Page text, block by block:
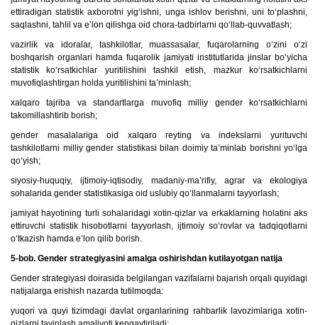
ettiradigan statistik axborotni yig‘ishni, unga ishlov berishni, uni to‘plashni,
saqlashni, tahlil va e’lon qilishga oid chora-tadbirlarni qo‘llab-quvvatlash;
vazirlik va idoralar, tashkilotlar, muassasalar, fuqarolarning o‘zini o‘zi
boshqarish organlari hamda fuqarolik jamiyati institutlarida jinslar bo‘yicha
statistik ko‘rsatkichlar yuritilishini tashkil etish, mazkur ko‘rsatkichlarni
muvofiqlashtirgan holda yuritilishini ta’minlash;
xalqaro tajriba va standartlarga muvofiq milliy gender ko‘rsatkichlarni
takomillashtirib borish;
gender masalalariga oid xalqaro reyting va indekslarni yurituvchi
tashkilotlarni milliy gender statistikasi bilan doimiy ta’minlab borishni yo‘lga
qo‘yish;
siyosiy-huquqiy, ijtimoiy-iqtisodiy, madaniy-ma’rifiy, agrar va ekologiya
sohalarida gender statistikasiga oid uslubiy qo‘llanmalarni tayyorlash;
jamiyat hayotining turli sohalaridagi xotin-qizlar va erkaklarning holatini aks
ettiruvchi statistik hisobotlarni tayyorlash, ijtimoiy so‘rovlar va tadqiqotlarni
o‘tkazish hamda e’lon qilib borish.
5-bob. Gender strategiyasini amalga oshirishdan kutilayotgan natija
Gender strategiyasi doirasida belgilangan vazifalarni bajarish orqali quyidagi
natijalarga erishish nazarda tutilmoqda:
yuqori va quyi tizimdagi davlat organlarining rahbarlik lavozimlariga xotin-